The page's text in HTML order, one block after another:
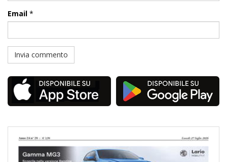
Email *